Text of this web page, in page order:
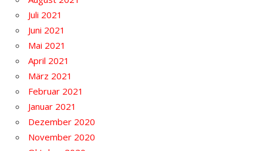
Juli 2021
Juni 2021
Mai 2021
April 2021
März 2021
Februar 2021
Januar 2021
Dezember 2020
November 2020